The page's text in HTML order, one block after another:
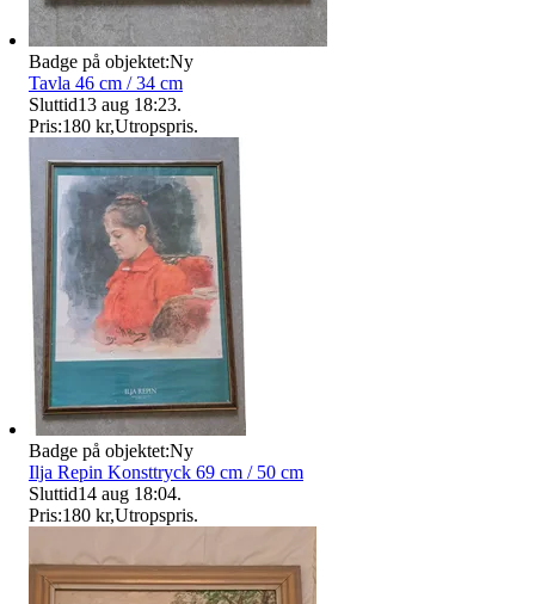
Badge på objektet:Ny
Tavla 46 cm / 34 cm
Sluttid13 aug 18:23.
Pris:180 kr,Utropspris.
Badge på objektet:Ny
Ilja Repin Konsttryck 69 cm / 50 cm
Sluttid14 aug 18:04.
Pris:180 kr,Utropspris.